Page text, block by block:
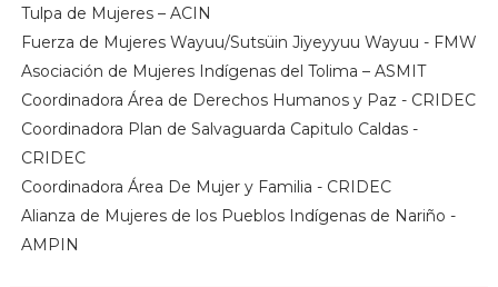
Tulpa de Mujeres – ACIN
Fuerza de Mujeres Wayuu/Sutsüin Jiyeyyuu Wayuu - FMW
Asociación de Mujeres Indígenas del Tolima – ASMIT
Coordinadora Área de Derechos Humanos y Paz - CRIDEC
Coordinadora Plan de Salvaguarda Capitulo Caldas -
CRIDEC
Coordinadora Área De Mujer y Familia - CRIDEC
Alianza de Mujeres de los Pueblos Indígenas de Nariño -
AMPIN